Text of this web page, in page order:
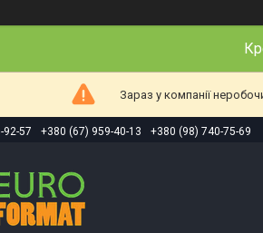
Зараз у компанії
92-57 +380 (67) 959-40-13 +380 (98) 740-75-69